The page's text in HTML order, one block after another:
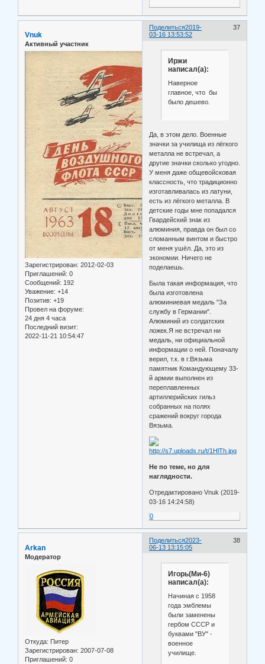
Поделиться 37
2019-
03-16 13:53:52
Vnuk
Активный участник
Зарегистрирован: 2012-02-03
Приглашений: 0
Сообщений: 192
Уважение: +14
Позитив: +19
Провел на форуме:
24 дня 4 часа
Последний визит:
2022-11-21 10:54:47
Иржи
написал(а):
Наверное
главное, что бы
было дешево.
Да, в этом дело. Военные
значки за училища из лёгкого
металла не встречал, а
другие значки сколько угодно.
У меня даже общевойсковая
классность, что традиционно
изготавливалась из латуни,
есть из лёгкого металла. В
детские годы мне попадался
Гвардейский знак из
алюминия, правда он был со
сломанным винтом и быстро
от меня ушёл. Да, это из
экономии. Ничего не
поделаешь.
Была такая информация, что
была изготовлена
алюминиевая медаль "За
службу в Германии".
Алюминий из солдатских
ложек.Я не встречал ни
медаль, ни официальной
информации о ней. Поначалу
верил, т.к. в г.Вязьма
памятник Командующему 33-
й армии выполнен из
переплавленных
артиллерийских гильз
собранных на полях
сражений вокруг города
Вязьма.
Не по теме, но для
наглядности.
Отредактировано Vnuk (2019-
03-16 14:24:58)
0
Поделиться 38
2023-
06-13 13:15:05
Arkan
Модератор
Откуда: Питер
Зарегистрирован: 2007-07-08
Приглашений: 0
Игорь(Ми-6)
написал(а):
Начиная с 1958
года эмблемы
были заменены
гербом СССР и
буквами "ВУ" -
военное
училище.